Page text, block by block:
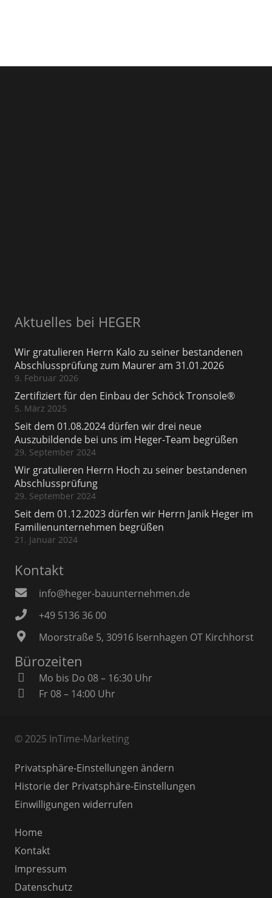
Aktuelles bei HEGER
Wir gratulieren Herrn Kalo zu seiner bestandenen
Abschlussprüfung zum Maurer am 31.01.2026
9. Februar 2026
Zertifiziert für den Einbau der Schöck Tronsole®
5. März 2025
Seit dem 01.08.2024 dürfen wir drei neue
Auszubildende bei uns im Heger-Team begrüßen
29. September 2024
Wir gratulieren Herrn Hoch zu seiner bestandenen
Abschlussprüfung
29. September 2024
Seit dem 01.12.2023 dürfen wir Herrn Janik Heger im
Familienunternehmen begrüßen
21. Januar 2024
Kontakt
info@heger-bauunternehmen.de
+49 5136 36 00
Moorstraße 5, 30916 Isernhagen OT Kirchhorst
Bürozeiten
Mo bis Do 08 – 16:30 Uhr
Fr 08 – 14:00 Uhr
© 2025 InTime-Marketing
Privatsphäre-Einstellungen ändern
Historie der Privatsphäre-Einstellungen
Einwilligungen widerrufen
Home
Kontakt
Impressum
Datenschutz